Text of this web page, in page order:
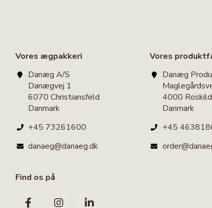
Vores ægpakkeri
Danæg A/S
Danægvej 1
6070 Christiansfeld
Danmark
+45 73261600
danaeg@danaeg.dk
Vores
Danæg
4000
Danmark
+45
Find os på